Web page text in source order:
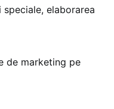
elaborarea
de marketing pe